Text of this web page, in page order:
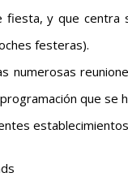
fiesta, y que centra
festeras).
numerosas
que se